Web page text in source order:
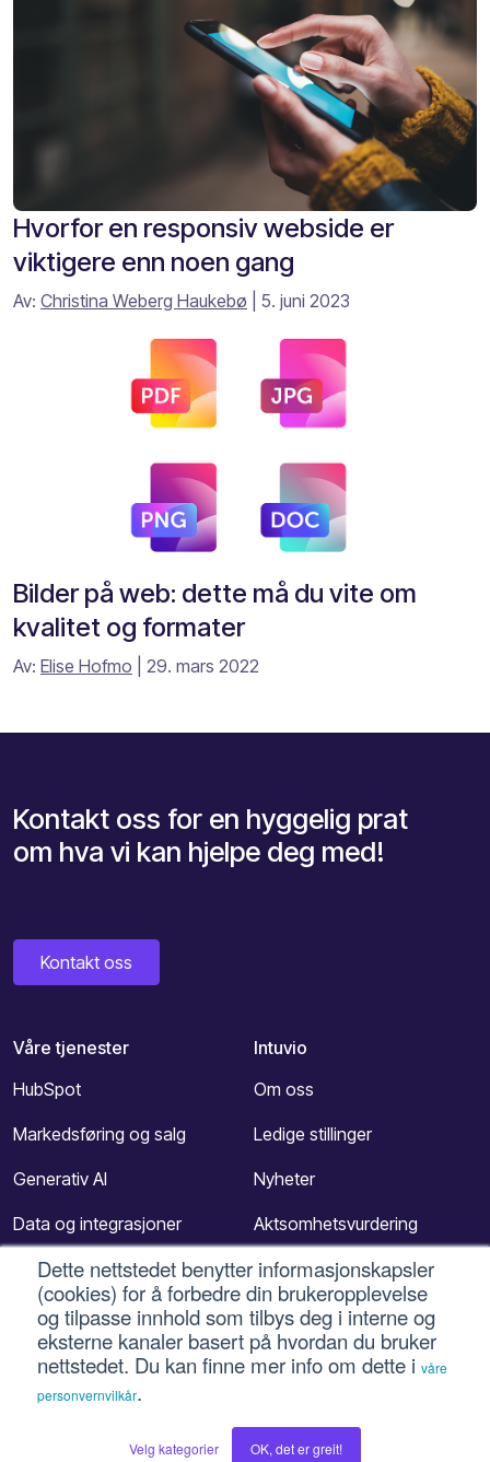
Dette nettstedet benytter informasjonskapsler
(cookies) for å forbedre din brukeropplevelse
og tilpasse innhold som tilbys deg i interne og
eksterne kanaler basert på hvordan du bruker
nettstedet. Du kan finne mer info om dette i våre
personvernvilkår.
Velg kategorier OK, det er greit!
Hvorfor en responsiv webside er
viktigere enn noen gang
Av: Christina Weberg Haukebø | 5. juni 2023
Bilder på web: dette må du vite om
kvalitet og formater
Av: Elise Hofmo | 29. mars 2022
Kontakt oss for en hyggelig prat
om hva vi kan hjelpe deg med!
Kontakt oss
Våre tjenester
HubSpot
Markedsføring og salg
Generativ AI
Data og integrasjoner
Kundeservice
CRM
Shine fra Intuvio
Intuvio
Om oss
Ledige stillinger
Nyheter
Aktsomhetsvurdering
Kontakt
Blogger
LinkedIn